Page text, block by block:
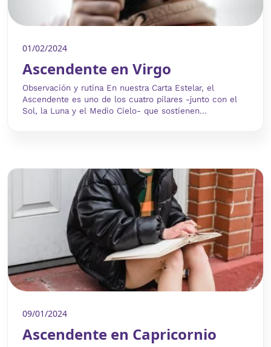
01/02/2024
Ascendente en Virgo
Observación y rutina En nuestra Carta Estelar, el
Ascendente es uno de los cuatro pilares -junto con el
Sol, la Luna y el Medio Cielo- que sostienen...
09/01/2024
Ascendente en Capricornio